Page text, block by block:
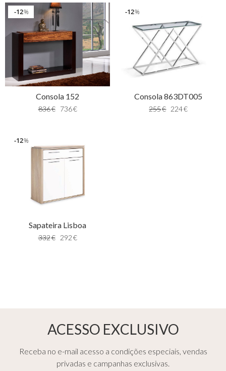
%
12
Consola 152
836€ 736€
%
12
Consola 863DT005
255€ 224€
%
12
Sapateira Lisboa
332€ 292€
ACESSO EXCLUSIVO
Receba no e-mail acesso a condições especiais, vendas
privadas e campanhas exclusivas.